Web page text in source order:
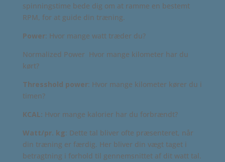
spinningstime bede dig om at ramme en bestemt
RPM, for at guide din træning.
Power: Hvor mange watt træder du?
Normalized Power Hvor mange kilometer har du
kørt?
Thresshold power: Hvor mange kilometer kører du i
timen?
KCAL: Hvor mange kalorier har du forbrændt?
Watt/pr. kg: Dette tal bliver ofte præsenteret, når
din træning er færdig. Her bliver din vægt taget i
betragtning i forhold til gennemsnittet af dit watt tal.